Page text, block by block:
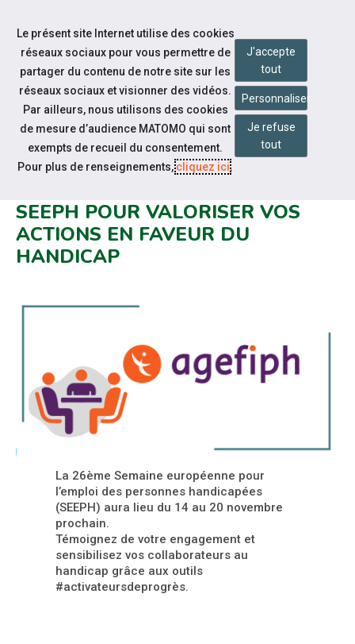
Aller au contenu
Actualités
AGEFIPH : #ACTIVATEUR DE
SEEPH POUR VALORISER VOS
ACTIONS EN FAVEUR DU
HANDICAP
La 26ème Semaine européenne pour
l’emploi des personnes handicapées
(SEEPH) aura lieu du 14 au 20 novembre
prochain.
Témoignez de votre engagement et
sensibilisez vos collaborateurs au
handicap grâce aux outils
#activateursdeprogrès.
Le présent site Internet utilise des cookies
réseaux sociaux pour vous permettre de
partager du contenu de notre site sur les
réseaux sociaux et visionner des vidéos.
Par ailleurs, nous utilisons des cookies
de mesure d’audience MATOMO qui sont
exempts de recueil du consentement.
Pour plus de renseignements,cliquez ici.
J'accepte
tout
Personnaliser
Je refuse
tout